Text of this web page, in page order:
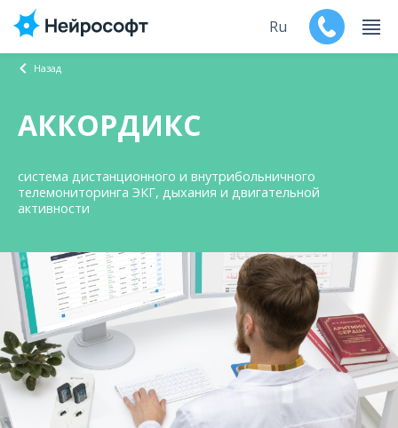
Продукты
Поддержка
Мероприятия
Обучение
О компании
Ru
Назад
АККОРДИКС
система дистанционного и внутрибольничного
телемониторинга ЭКГ, дыхания и двигательной
активности